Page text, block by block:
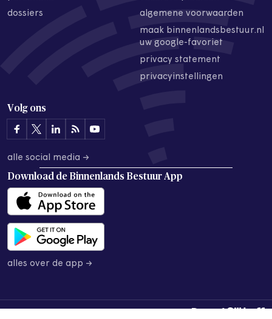
dossiers
algemene voorwaarden
maak binnenlandsbestuur.nl
uw google-favoriet
privacy statement
privacyinstellingen
Volg ons
alle social media →
Download de Binnenlands Bestuur App
alles over de app →